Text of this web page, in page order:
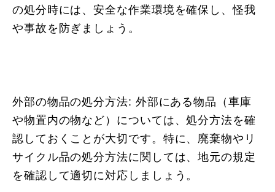
の処分時には、安全な作業環境を確保し、怪我
や事故を防ぎましょう。
外部の物品の処分方法: 外部にある物品（車庫
や物置内の物など）については、処分方法を確
認しておくことが大切です。特に、廃棄物やリ
サイクル品の処分方法に関しては、地元の規定
を確認して適切に対応しましょう。